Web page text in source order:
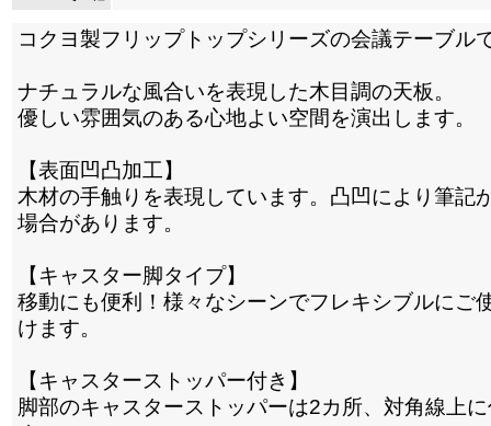
コクヨ製フリップトップシリーズの会議テーブル
ナチュラルな風合いを表現した木目調の天板。
優しい雰囲気のある心地よい空間を演出します。
【表面凹凸加工】
木材の手触りを表現しています。凸凹により筆記
場合があります。
【キャスター脚タイプ】
移動にも便利！様々なシーンでフレキシブルにご
けます。
【キャスターストッパー付き】
脚部のキャスターストッパーは2カ所、対角線上